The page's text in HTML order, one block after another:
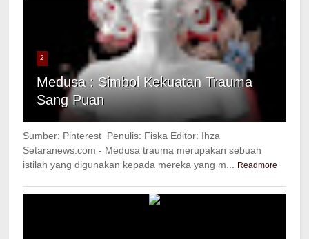
2
Medusa : Simbol Kekuatan Trauma
Sang Puan
Sumber: Pinterest Penulis: Fiska Editor: Ihza
Setaranews.com - Medusa trauma merupakan sebuah
istilah yang digunakan kepada mereka yang m...
Readmore